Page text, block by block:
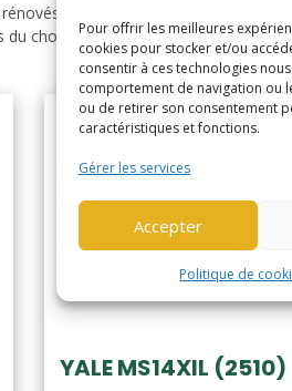
Pour offrir les meilleures
cookies pour stocker et/ou
consentir à ces technologies
comportement de navigation ou
ou de retirer son consentement
caractéristiques et fonctions.
Gérer les services
Accepter
Politique de
Vous trouverez ci-dessous
du choix. Nos chariots sont révisés,
YALE MS14XIL (2510)